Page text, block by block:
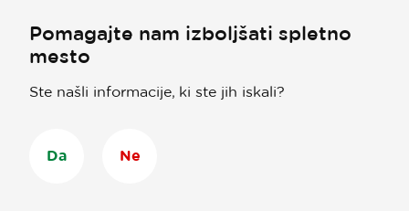
Pomagajte nam izboljšati spletno
mesto
Ste našli informacije, ki ste jih iskali?
Da Ne